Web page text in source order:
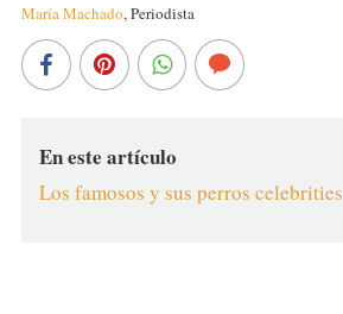
María Machado, Periodista
En este artículo
Los famosos y sus perros celebrities